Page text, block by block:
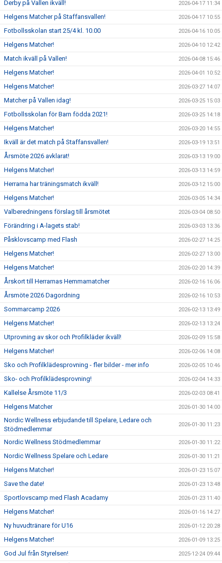
Derby på Vallen ikväll! 2026-04-17 11:34
Helgens Matcher på Staffansvallen! 2026-04-17 10:55
Fotbollsskolan start 25/4 kl. 10.00 2026-04-16 10:05
Helgens Matcher! 2026-04-10 12:42
Match ikväll på Vallen! 2026-04-08 15:46
Helgens Matcher! 2026-04-01 10:52
Helgens Matcher! 2026-03-27 14:07
Matcher på Vallen idag! 2026-03-25 15:03
Fotbollsskolan för Barn födda 2021! 2026-03-25 14:18
Helgens Matcher! 2026-03-20 14:55
Ikväll är det match på Staffansvallen! 2026-03-19 13:51
Årsmöte 2026 avklarat! 2026-03-13 19:00
Helgens Matcher! 2026-03-13 14:59
Herrarna har träningsmatch ikväll! 2026-03-12 15:00
Helgens Matcher! 2026-03-05 14:34
Valberedningens förslag till årsmötet 2026-03-04 08:50
Förändring i A-lagets stab! 2026-03-03 13:36
Påsklovscamp med Flash 2026-02-27 14:25
Helgens Matcher! 2026-02-27 13:00
Helgens Matcher! 2026-02-20 14:39
Årskort till Herrarnas Hemmamatcher 2026-02-16 16:06
Årsmöte 2026 Dagordning 2026-02-16 10:53
Sommarcamp 2026 2026-02-13 13:49
Helgens Matcher! 2026-02-13 13:24
Utprovning av skor och Profilkläder ikväll! 2026-02-09 15:58
Helgens Matcher! 2026-02-06 14:08
Sko och Profilklädesprovning - fler bilder - mer info 2026-02-05 10:46
Sko- och Profilklädesprovning! 2026-02-04 14:33
Kallelse Årsmöte 11/3 2026-02-03 08:41
Helgens Matcher 2026-01-30 14:00
Nordic Wellness erbjudande till Spelare, Ledare och
Stödmedlemmar
2026-01-30 11:23
Nordic Wellness Stödmedlemmar 2026-01-30 11:22
Nordic Wellness Spelare och Ledare 2026-01-30 11:21
Helgens Matcher! 2026-01-23 15:07
Save the date! 2026-01-23 13:48
Sportlovscamp med Flash Acadamy 2026-01-23 11:40
Helgens Matcher! 2026-01-16 14:27
Ny huvudtränare för U16 2026-01-12 20:28
Helgens Matcher! 2026-01-09 13:25
God Jul från Styrelsen! 2025-12-24 09:44